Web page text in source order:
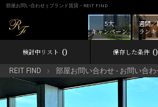
部屋お問い合わせ | ブランド賃貸－REIT FIND
週間
ラン
5大
キャンペーン
検討中リスト 0 保存した条件 0
REIT FIND 部屋お問い合わせ - お問い合わ